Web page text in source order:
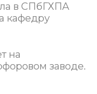
в СПбГХПА
кафедру
на
заводе.